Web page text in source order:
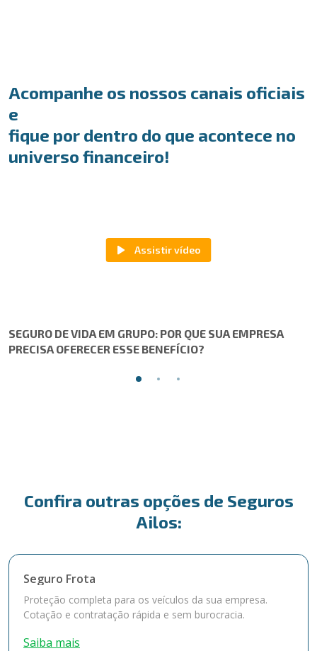
Acompanhe os nossos canais oficiais
e
fique por dentro do que acontece no
universo financeiro!
SEGURO DE VIDA EM GRUPO: POR QUE SUA EMPRESA
PRECISA OFERECER ESSE BENEFÍCIO?
Confira outras opções de Seguros
Ailos:
Seguro Frota
Proteção completa para os veículos da sua empresa.
Cotação e contratação rápida e sem burocracia.
Saiba mais